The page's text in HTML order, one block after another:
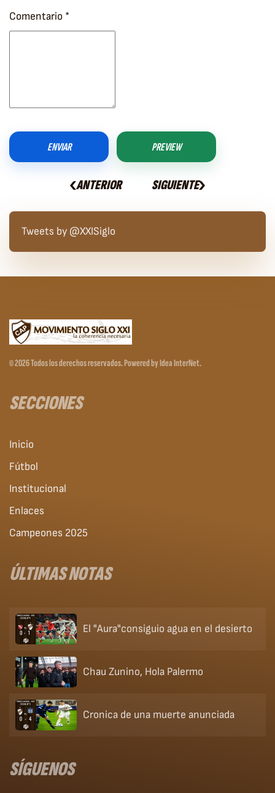
Comentario *
ENVIAR PREVIEW
ANTERIOR SIGUIENTE
Tweets by @XXISiglo
©2026Todos los derechos reservados.Powered byIdea InterNet.
SECCIONES
Inicio
Fútbol
Institucional
Enlaces
Campeones 2025
ÚLTIMAS NOTAS
El "Aura"consiguio agua en el desierto
Chau Zunino, Hola Palermo
Cronica de una muerte anunciada
SÍGUENOS